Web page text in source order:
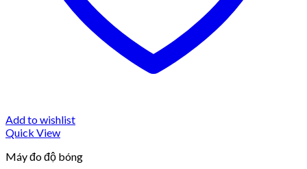
Add to wishlist
Quick View
Máy đo độ bóng